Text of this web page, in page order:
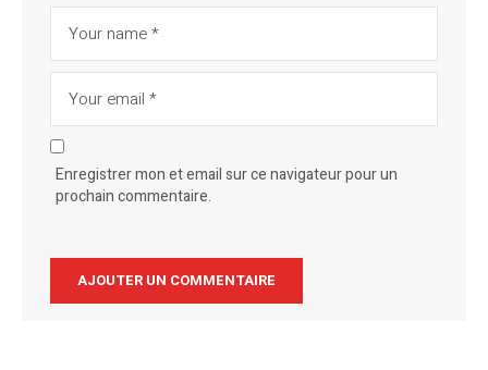
Enregistrer mon et email sur ce navigateur pour un
prochain commentaire.